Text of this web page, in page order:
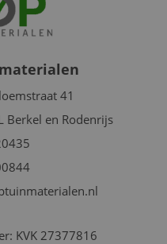
41
Berkel en Rodenrijs
KVK 27377816